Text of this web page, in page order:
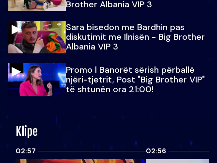
Brother Albania VIP 3
Sara bisedon me Bardhin pas
diskutimit me Ilnisën - Big Brother
Albania VIP 3
Promo l Banorët sërish përballë
njëri-tjetrit, Post "Big Brother VIP"
të shtunën ora 21:00!
Klipe
02:57 02:56